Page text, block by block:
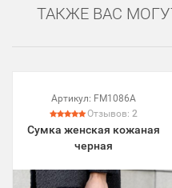
ТАКЖЕ ВАС
Артикул: FM1086A
Отзывов: 2
Сумка женская кожаная
черная